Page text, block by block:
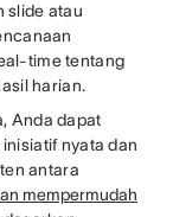
slide atau
time tentang
harian.
Anda dapat
nyata dan
antara
mempermudah